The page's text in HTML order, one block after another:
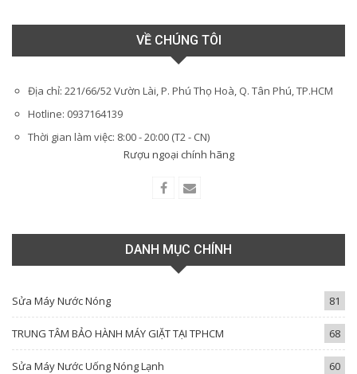
VỀ CHÚNG TÔI
Địa chỉ: 221/66/52 Vườn Lài, P. Phú Thọ Hoà, Q. Tân Phú, TP.HCM
Hotline: 0937164139
Thời gian làm việc: 8:00 - 20:00 (T2 - CN)
Rượu ngoại chính hãng
DANH MỤC CHÍNH
Sửa Máy Nước Nóng 81
TRUNG TÂM BẢO HÀNH MÁY GIẶT TẠI TPHCM 68
Sửa Máy Nước Uống Nóng Lạnh 60